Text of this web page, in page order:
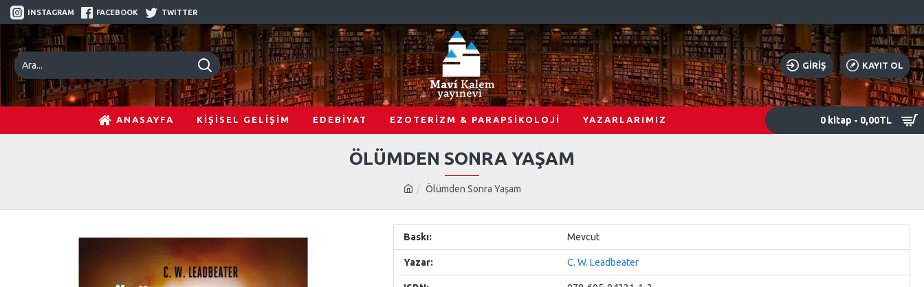
INSTAGRAM FACEBOOK TWITTER
GIRIŞ KAYIT OL
ANASAYFA KİŞİSEL GELİŞİM EDEBİYAT EZOTERİZM & PARAPSİKOLOJİ YAZARLARIMIZ 0 kitap - 0,00TL
Ölümden Sonra Yaşam
ÖLÜMDEN SONRA YAŞAM
Baskı: Mevcut
Yazar: C. W. Leadbeater